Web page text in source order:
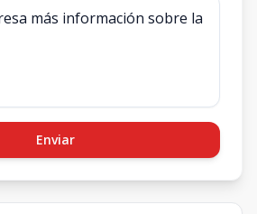
Enviar